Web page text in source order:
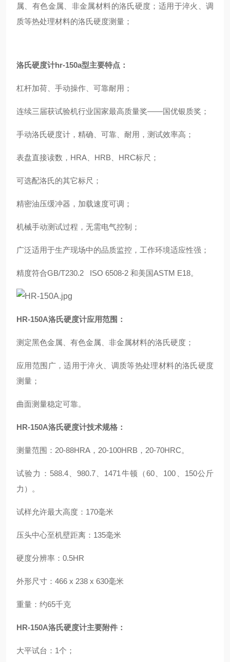
属、有色金属、非金属材料的洛氏硬度；适用于淬火、调
质等热处理材料的洛氏硬度测量；
洛氏硬度计hr-150a型主要特点：
杠杆加荷、手动操作、可靠耐用；
连续三届获试验机行业国家最高质量奖——国优银质奖；
手动洛氏硬度计，精确、可靠、耐用，测试效率高；
表盘直接读数，HRA、HRB、HRC标尺；
可选配洛氏的其它标尺；
精密油压缓冲器，加载速度可调；
机械手动测试过程，无需电气控制；
广泛适用于生产现场中的品质监控，工作环境适应性强；
精度符合GB/T230.2 ISO 6508-2 和美国ASTM E18。
HR-150A洛氏硬度计应用范围：
测定黑色金属、有色金属、非金属材料的洛氏硬度；
应用范围广，适用于淬火、调质等热处理材料的洛氏硬度
测量；
曲面测量稳定可靠。
HR-150A洛氏硬度计技术规格：
测量范围：20-88HRA，20-100HRB，20-70HRC。
试验力：588.4、980.7、1471牛顿（60、100、150公斤
力）。
试样允许最大高度：170毫米
压头中心至机壁距离：135毫米
硬度分辨率：0.5HR
外形尺寸：466 x 238 x 630毫米
重量：约65千克
HR-150A洛氏硬度计主要附件：
大平试台：1个；